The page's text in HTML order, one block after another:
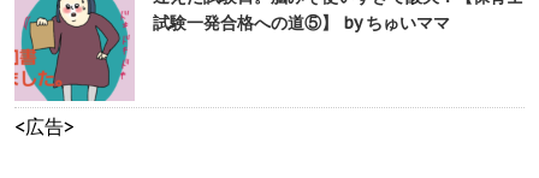
試験一発合格への道⑤】 by ちゅいママ
<広告>